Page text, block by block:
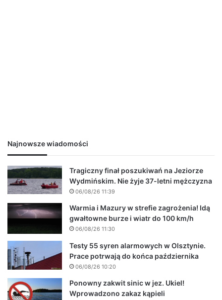
Najnowsze wiadomości
Tragiczny finał poszukiwań na Jeziorze
Wydmińskim. Nie żyje 37-letni mężczyzna
06/08/26 11:39
Warmia i Mazury w strefie zagrożenia! Idą
gwałtowne burze i wiatr do 100 km/h
06/08/26 11:30
Testy 55 syren alarmowych w Olsztynie.
Prace potrwają do końca października
06/08/26 10:20
Ponowny zakwit sinic w jez. Ukiel!
Wprowadzono zakaz kąpieli